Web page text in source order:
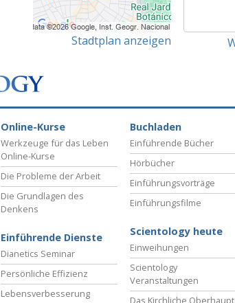
Stadtplan anzeigen
Online-Kurse
Werkzeuge für das Leben
Online-Kurse
Die Probleme der Arbeit
Die Grundlagen des
Denkens
Einführende Dienste
Dianetics Seminar
Persönliche Effizienz
Lebensverbesserung
Buchladen
Einführende Bücher
Hörbücher
Einführungsvorträge
Einführungsfilme
Scientology heute
Einweihungen
Scientology
Veranstaltungen
Das Kirchliche Oberhaupt